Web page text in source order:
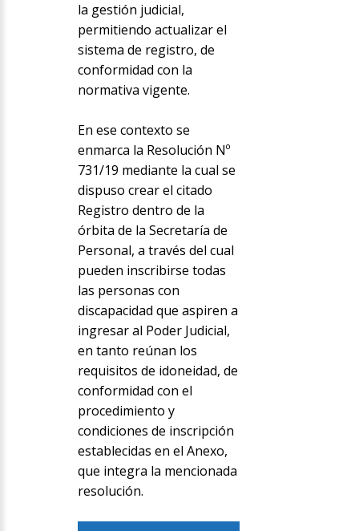
la gestión judicial,
permitiendo actualizar el
sistema de registro, de
conformidad con la
normativa vigente.
En ese contexto se
enmarca la Resolución Nº
731/19 mediante la cual se
dispuso crear el citado
Registro dentro de la
órbita de la Secretaría de
Personal, a través del cual
pueden inscribirse todas
las personas con
discapacidad que aspiren a
ingresar al Poder Judicial,
en tanto reúnan los
requisitos de idoneidad, de
conformidad con el
procedimiento y
condiciones de inscripción
establecidas en el Anexo,
que integra la mencionada
resolución.